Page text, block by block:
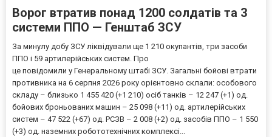
Ворог втратив понад 1200 солдатів та 3
системи ППО — Генштаб ЗСУ
За минулу добу ЗСУ ліквідували ще 1 210 окупантів, три засоби
ППО і 59 артилерійських систем. Про
це повідомили у Генеральному штабі ЗСУ. Загальні бойові втрати
противника на 6 серпня 2026 року орієнтовно склали: особового
складу – близько 1 455 420 (+1 210) осіб танків – 12 247 (+1) од.
бойових броньованих машин – 25 098 (+11) од. артилерійських
систем – 47 522 (+67) од. РСЗВ – 2 008 (+2) од. засобів ППО – 1 550
(+3) од. наземних робототехнічних комплексі...